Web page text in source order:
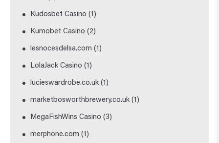
Kudosbet Casino (1)
Kumobet Casino (2)
lesnocesdelsa.com (1)
LolaJack Casino (1)
lucieswardrobe.co.uk (1)
marketbosworthbrewery.co.uk (1)
MegaFishWins Casino (3)
merphone.com (1)